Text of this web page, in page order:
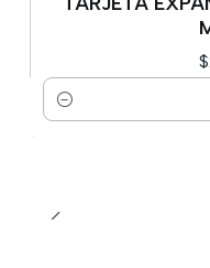
Cantidad